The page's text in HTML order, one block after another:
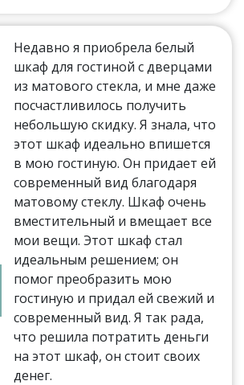
Недавно я приобрела белый
шкаф для гостиной с дверцами
из матового стекла, и мне даже
посчастливилось получить
небольшую скидку. Я знала, что
этот шкаф идеально впишется
в мою гостиную. Он придает ей
современный вид благодаря
матовому стеклу. Шкаф очень
вместительный и вмещает все
мои вещи. Этот шкаф стал
идеальным решением; он
помог преобразить мою
гостиную и придал ей свежий и
современный вид. Я так рада,
что решила потратить деньги
на этот шкаф, он стоит своих
денег.